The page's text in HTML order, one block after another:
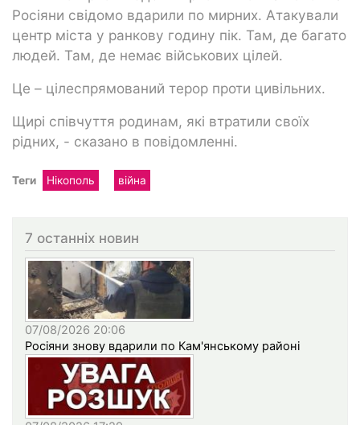
Росіяни свідомо вдарили по мирних. Атакували
центр міста у ранкову годину пік. Там, де багато
людей. Там, де немає військових цілей.
Це – цілеспрямований терор проти цивільних.
Щирі співчуття родинам, які втратили своїх
рідних, - сказано в повідомленні.
Теги Нікополь війна
7 останніх новин
07/08/2026 20:06
Росіяни знову вдарили по Кам'янському районі